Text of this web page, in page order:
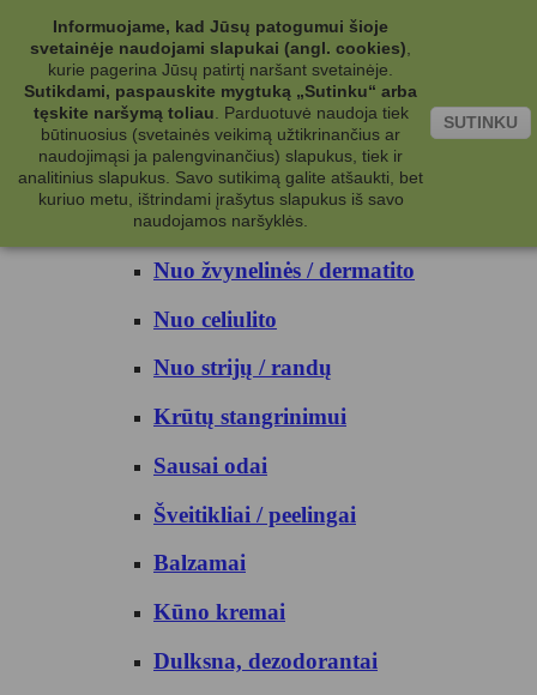
Kategorijos
Kosmetika
Kūno priežiūrai
Nuo prakaito
Kūno prausikliai
Nuo žvynelinės / dermatito
Nuo celiulito
Nuo strijų / randų
Krūtų stangrinimui
Sausai odai
Šveitikliai / peelingai
Balzamai
Kūno kremai
Dulksna, dezodorantai
Informuojame, kad Jūsų patogumui šioje
svetainėje naudojami slapukai (angl. cookies)
kurie pagerina Jūsų patirtį naršant svetainėje.
Sutikdami, paspauskite mygtuką „Sutinku“ arba
tęskite naršymą toliau
Parduotuvė naudoja tiek
būtinuosius (svetainės veikimą užtikrinančius ar
naudojimąsi ja palengvinančius) slapukus, tiek ir
analitinius slapukus. Savo sutikimą galite atšaukti, bet
kuriuo metu, ištrindami įrašytus slapukus iš savo
naudojamos naršyklės.
SUTINKU